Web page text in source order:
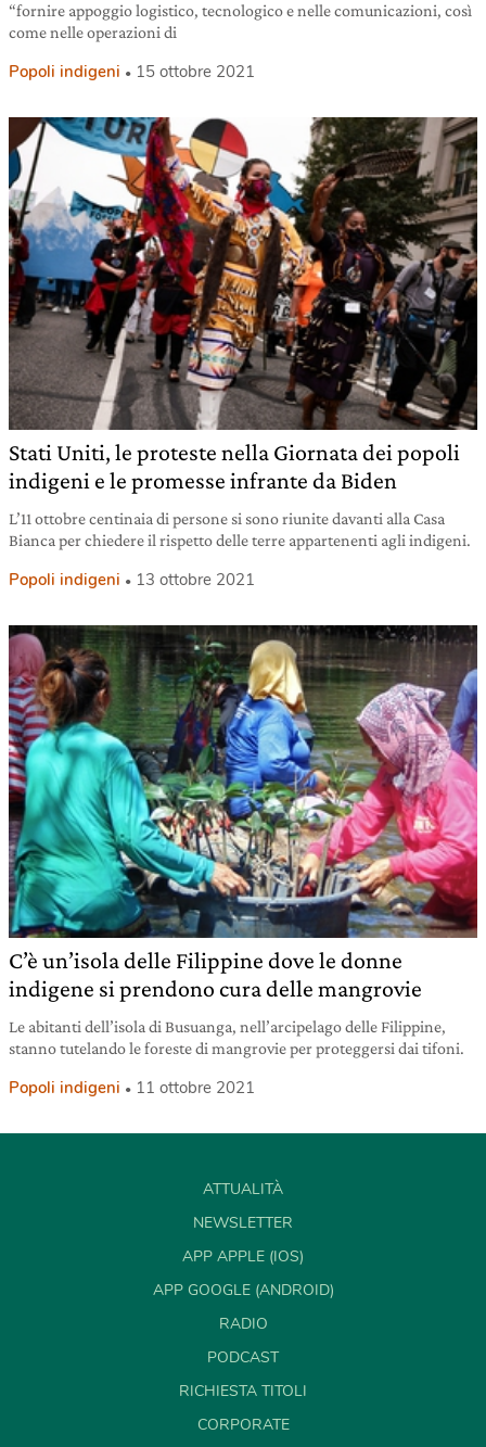
“fornire appoggio logistico, tecnologico e nelle comunicazioni, così
come nelle operazioni di
Popoli indigeni 15 ottobre 2021
Stati Uniti, le proteste nella Giornata dei popoli
indigeni e le promesse infrante da Biden
L’11 ottobre centinaia di persone si sono riunite davanti alla Casa
Bianca per chiedere il rispetto delle terre appartenenti agli indigeni.
Popoli indigeni 13 ottobre 2021
C’è un’isola delle Filippine dove le donne
indigene si prendono cura delle mangrovie
Le abitanti dell’isola di Busuanga, nell’arcipelago delle Filippine,
stanno tutelando le foreste di mangrovie per proteggersi dai tifoni.
Popoli indigeni 11 ottobre 2021
ATTUALITÀ
NEWSLETTER
APP APPLE (IOS)
APP GOOGLE (ANDROID)
RADIO
PODCAST
RICHIESTA TITOLI
CORPORATE